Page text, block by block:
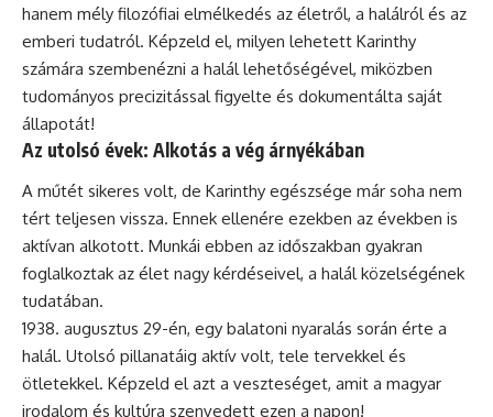
hanem mély filozófiai elmélkedés az életről, a halálról és az
emberi tudatról. Képzeld el, milyen lehetett Karinthy
számára szembenézni a halál lehetőségével, miközben
tudományos precizitással figyelte és dokumentálta saját
állapotát!
Az utolsó évek: Alkotás a vég árnyékában
A műtét sikeres volt, de Karinthy egészsége már soha nem
tért teljesen vissza. Ennek ellenére ezekben az években is
aktívan alkotott. Munkái ebben az időszakban gyakran
foglalkoztak az élet nagy kérdéseivel, a halál közelségének
tudatában.
augusztus 29-én, egy balatoni nyaralás során érte a
halál. Utolsó pillanatáig aktív volt, tele tervekkel és
ötletekkel. Képzeld el azt a veszteséget, amit a magyar
irodalom és kultúra szenvedett ezen a napon!